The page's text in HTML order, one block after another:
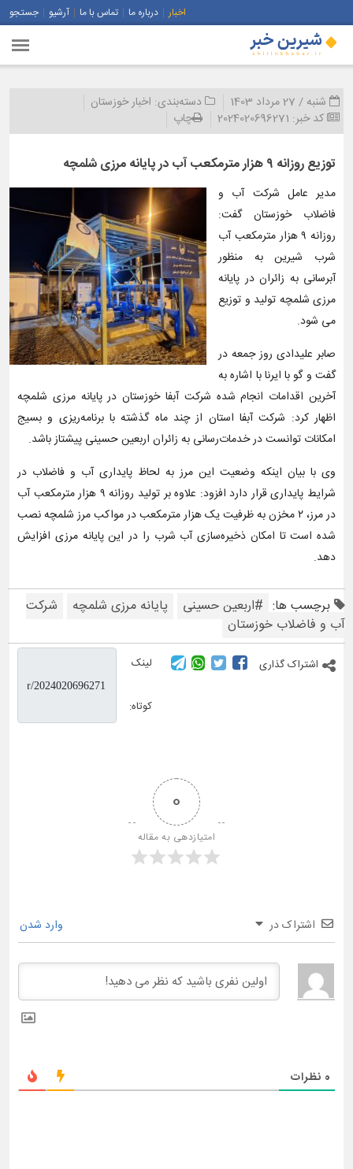
اخبار درباره ما تماس با ما آرشیو جستجو
شنبه / 27 مرداد 1403 دسته‌بندی: اخبار خوزستان
کد خبر: 2024020696271 چاپ
توزیع روزانه ۹ هزار مترمکعب آب در پایانه مرزی شلمچه
مدیر عامل شرکت آب و
فاضلاب خوزستان گفت:
روزانه ۹ هزار مترمکعب آب
شرب شیرین به منظور
آبرسانی به زائران در پایانه
مرزی شلمچه تولید و توزیع
می شود.
صابر علیدادی روز جمعه در
گفت و گو با ایرنا با اشاره به
آخرین اقدامات انجام شده شرکت آبفا خوزستان در پایانه مرزی شلمچه
اظهار کرد: شرکت آبفا استان از چند ماه گذشته با برنامه‌ریزی و بسیج
امکانات توانست در خدمات‌رسانی به زائران اربعین حسینی پیشتاز باشد.
وی با بیان اینکه وضعیت این مرز به لحاظ پایداری آب و فاضلاب در
شرایط پایداری قرار دارد افزود: علاوه بر تولید روزانه ۹ هزار مترمکعب آب
در مرز، ۲ مخزن به ظرفیت یک هزار مترمکعب در مواکب مرز شلمچه نصب
شده است تا امکان ذخیره‌سازی آب شرب را در این پایانه مرزی افزایش
دهد.
برچسب ها: #اربعین حسینی پایانه مرزی شلمچه
شرکت
آب و فاضلاب خوزستان
اشتراک گذاری لینک
کوتاه:
0
امتیازدهی به مقاله
اشتراک در وارد شدن
0 نظرات